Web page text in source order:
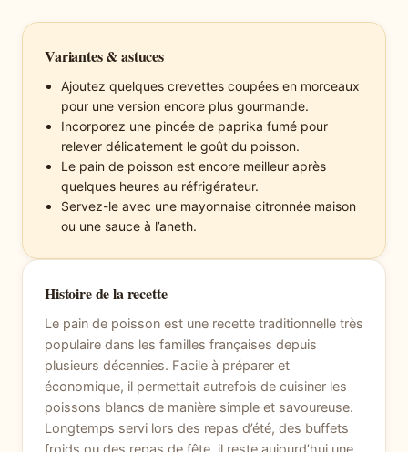
Variantes & astuces
Ajoutez quelques crevettes coupées en morceaux
pour une version encore plus gourmande.
Incorporez une pincée de paprika fumé pour
relever délicatement le goût du poisson.
Le pain de poisson est encore meilleur après
quelques heures au réfrigérateur.
Servez-le avec une mayonnaise citronnée maison
ou une sauce à l’aneth.
Histoire de la recette
Le pain de poisson est une recette traditionnelle très
populaire dans les familles françaises depuis
plusieurs décennies. Facile à préparer et
économique, il permettait autrefois de cuisiner les
poissons blancs de manière simple et savoureuse.
Longtemps servi lors des repas d’été, des buffets